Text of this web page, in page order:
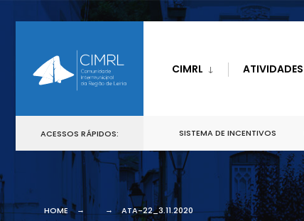
CIMRL ATIVIDADES
ACESSOS RÁPIDOS: SISTEMA DE INCENTIVOS
HOME ATA-22_3.11.2020